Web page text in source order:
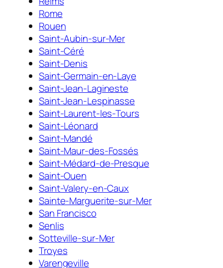
Rome
Rouen
Saint-Aubin-sur-Mer
Saint-Céré
Saint-Denis
Saint-Germain-en-Laye
Saint-Jean-Lagineste
Saint-Jean-Lespinasse
Saint-Laurent-les-Tours
Saint-Léonard
Saint-Mandé
Saint-Maur-des-Fossés
Saint-Médard-de-Presque
Saint-Ouen
Saint-Valery-en-Caux
Sainte-Marguerite-sur-Mer
San Francisco
Senlis
Sotteville-sur-Mer
Troyes
Varengeville